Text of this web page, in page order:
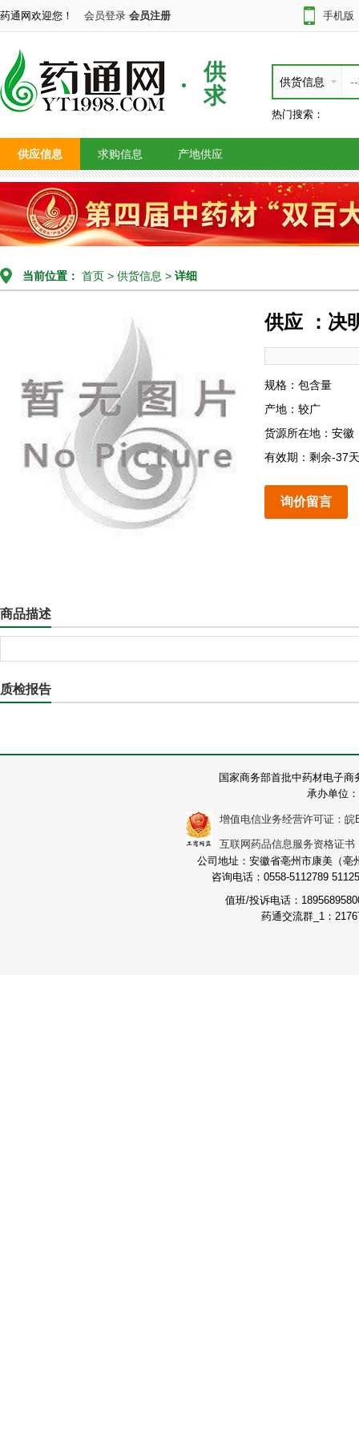
药通网欢迎您！ 会员登录 会员注册 手机版
供
求
供货信息
热门搜索：
供应信息 求购信息 产地供应
当前位置： 首页 > 供货信息 > 详细
供应 ：决
规格：包含量
产地：较广
货源所在地：安徽
有效期：剩余-37天
询价留言
商品描述
质检报告
国家商务部首批中药材电子
承办单位
增值电信业务经营许可证：皖
互联网药品信息服务资格证
公司地址：安徽省亳州市康美（
咨询电话：0558-5112789
值班/投诉电话：
药通交流群_1：